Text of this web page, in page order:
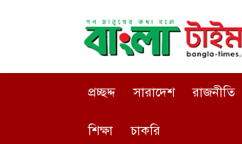
প্রচ্ছদ্দ সারাদেশ রাজনীতি
শিক্ষা চাকরি